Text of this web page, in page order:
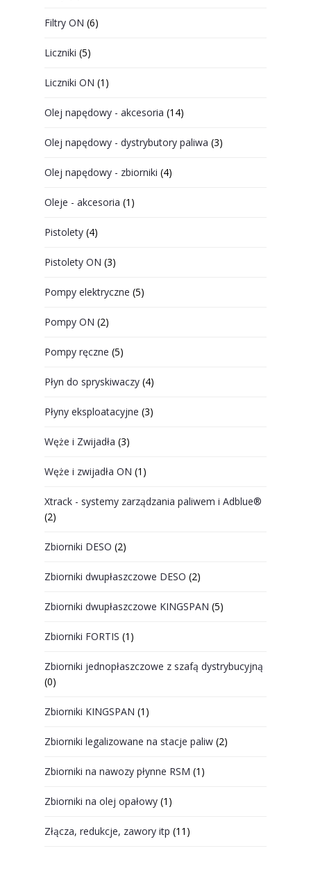
Filtry ON (6)
Liczniki (5)
Liczniki ON (1)
Olej napędowy - akcesoria (14)
Olej napędowy - dystrybutory paliwa (3)
Olej napędowy - zbiorniki (4)
Oleje - akcesoria (1)
Pistolety (4)
Pistolety ON (3)
Pompy elektryczne (5)
Pompy ON (2)
Pompy ręczne (5)
Płyn do spryskiwaczy (4)
Płyny eksploatacyjne (3)
Węże i Zwijadła (3)
Węże i zwijadła ON (1)
Xtrack - systemy zarządzania paliwem i Adblue®
(2)
Zbiorniki DESO (2)
Zbiorniki dwupłaszczowe DESO (2)
Zbiorniki dwupłaszczowe KINGSPAN (5)
Zbiorniki FORTIS (1)
Zbiorniki jednopłaszczowe z szafą dystrybucyjną
(0)
Zbiorniki KINGSPAN (1)
Zbiorniki legalizowane na stacje paliw (2)
Zbiorniki na nawozy płynne RSM (1)
Zbiorniki na olej opałowy (1)
Złącza, redukcje, zawory itp (11)